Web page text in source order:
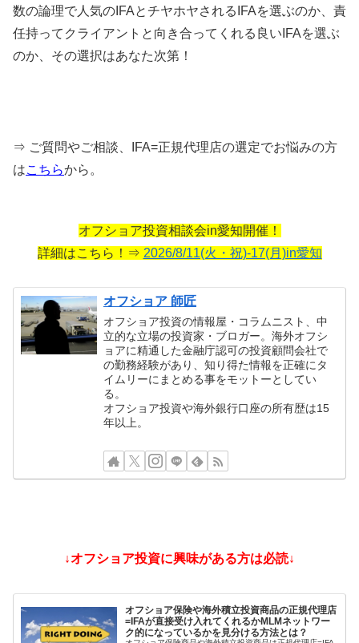
数の論理で人気のIFAとチヤホヤされるIFAを選ぶのか、責
任持ってクライアントと向き合ってくれる良いIFAを選ぶ
のか、その選択はあなた次第！
⇒ ご質問やご相談、IFA=正規代理店の選定でお悩みの方
はこちらから。
オフショア投資相談会in愛知開催！
詳細はこちら！⇒ 2026/8/11(火・祝)-17(月)in愛知
オフショア 師匠
オフショア投資の情報屋・コラムニスト、中
立的な立場の投資家・ブロガー。海外オフシ
ョアに精通した金融庁認可の投資顧問会社で
の勤務経験があり、知り得た情報を正確にタ
イムリーにまとめる事をモットーとしてい
る。
オフショア投資や海外銀行口座の所有歴は15
年以上。
↓オフショア投資に興味がある方は必読↓
オフショア保険や海外積立投資商品の正規代理店
=IFAが直接受け入れてくれるかMLMネットワー
ク的になっているかを見分ける方法とは？